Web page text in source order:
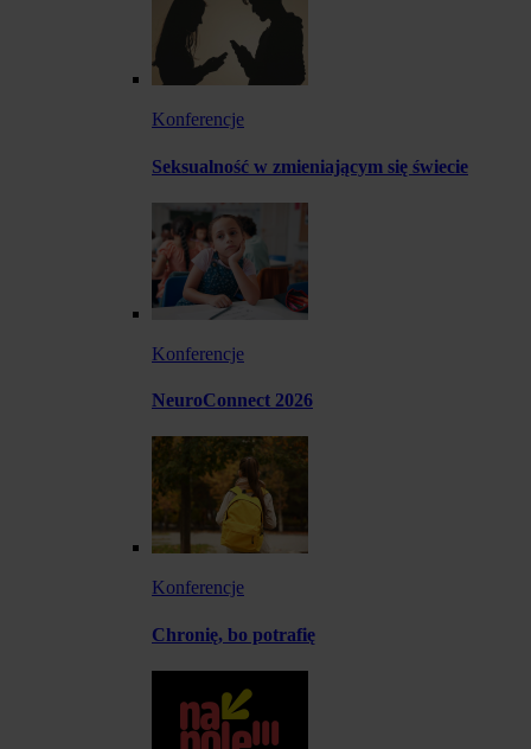
Konferencje
Seksualność w zmieniającym się świecie
Konferencje
NeuroConnect 2026
Konferencje
Chronię, bo potrafię